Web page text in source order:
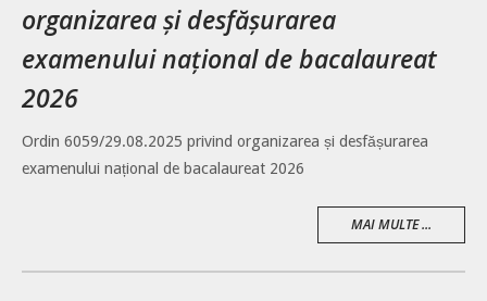
organizarea și desfășurarea
examenului național de bacalaureat
2026
Ordin 6059/29.08.2025 privind organizarea și desfășurarea
examenului național de bacalaureat 2026
MAI MULTE ...